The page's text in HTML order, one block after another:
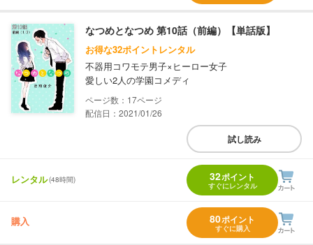
なつめとなつめ 第10話（前編）【単話版】
お得な32ポイントレンタル
不器用コワモテ男子×ヒーロー女子
愛しい2人の学園コメディ
17
配信日：2021/01/26
試し読み
レンタル(48時間) 32ポイント
すぐにレンタル
購入 80ポイント
すぐに購入